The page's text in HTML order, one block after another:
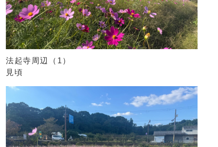
法起寺周辺（1）
見頃